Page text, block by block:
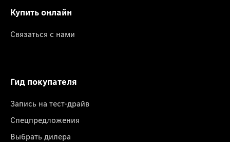
Купить онлайн
Связаться с нами
Гид покупателя
Запись на тест-драйв
Спецпредложения
Выбрать дилера